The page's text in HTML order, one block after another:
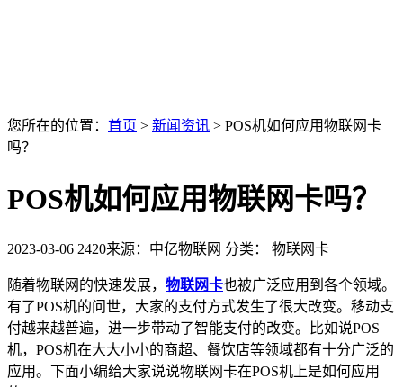
您所在的位置： 首页 > 新闻资讯 > POS机如何应用物联网卡
吗？
POS机如何应用物联网卡吗？
2023-03-06 2420来源：中亿物联网 分类： 物联网卡
随着物联网的快速发展， 物联网卡也被广泛应用到各个领域。
有了POS机的问世，大家的支付方式发生了很大改变。移动支
付越来越普遍，进一步带动了智能支付的改变。比如说POS
机，POS机在大大小小的商超、餐饮店等领域都有十分广泛的
应用。下面小编给大家说说物联网卡在POS机上是如何应用